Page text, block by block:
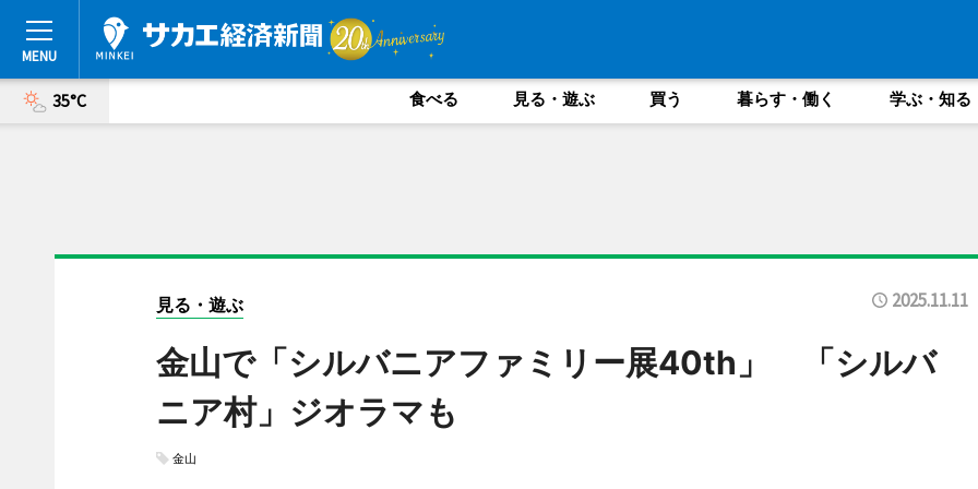
35°C 食べる 見る・遊ぶ 買う 暮らす・働く 学ぶ・知る
見る・遊ぶ 2025.11.11
金山で「シルバニアファミリー展40th」 「シルバ
ニア村」ジオラマも
金山